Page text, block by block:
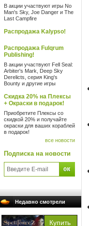
В акции участвуют игры No
Man's Sky, Joe Danger и The
Last Campfire
Распродажа Kalypso!
Распродажа Fulqrum
Publishing!
В акции участвуют Fell Seal:
Arbiter's Mark, Deep Sky
Derelicts, серия King's
Bounty и другие игры
Скидка 20% на Плексы
+ Окраски в подарок!
Приобретите Плексы со
скидкой 20% и получайте
окраски для ваших кораблей
в подарок!
все новости
Подписка на новости
Недавно смотрели